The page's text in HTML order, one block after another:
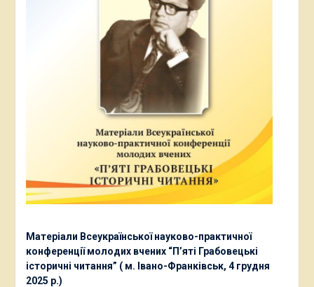
Матеріали Всеукраїнської науково-практичної
конференції молодих вчених “П’яті Грабовецькі
історичні читання” ( м. Івано-Франківськ, 4 грудня
2025 р.)